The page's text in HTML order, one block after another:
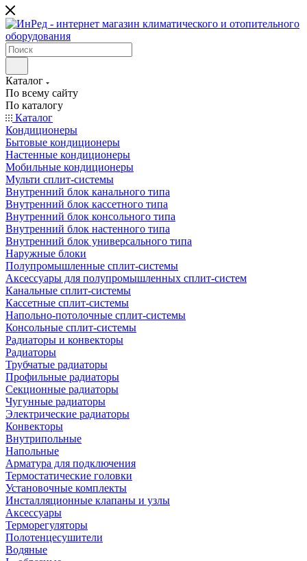
Каталог
По всему сайту
По каталогу
Каталог
Кондиционеры
Бытовые кондиционеры
Настенные кондиционеры
Мобильные кондиционеры
Мульти сплит-системы
Внутренний блок канального типа
Внутренний блок кассетного типа
Внутренний блок консольного типа
Внутренний блок настенного типа
Внутренний блок универсального типа
Наружные блоки
Полупромышленные сплит-системы
Аксессуары для полупромышленных сплит-систем
Канальные сплит-системы
Кассетные сплит-системы
Напольно-потолочные сплит-системы
Консольные сплит-системы
Радиаторы и конвекторы
Радиаторы
Трубчатые радиаторы
Профильные радиаторы
Секционные радиаторы
Чугунные радиаторы
Электрические радиаторы
Конвекторы
Внутрипольные
Напольные
Арматура для подключения
Термостатические головки
Установочные комплекты
Инсталляционные клапаны и узлы
Аксессуары
Терморегуляторы
Полотенцесушители
Водяные